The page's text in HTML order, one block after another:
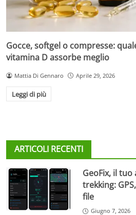
Gocce, softgel o compresse:
vitamina D assorbe meglio
Mattia Di Gennaro Aprile 29, 2026
Leggi di più
ARTICOLI RECENTI
GeoFix, il
trekking:
file
Giugno 7, 2026